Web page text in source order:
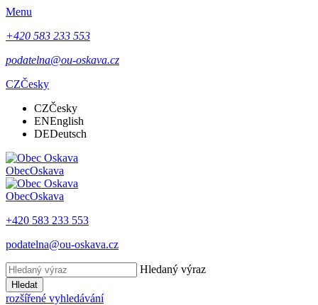
Menu
+420 583 233 553
podatelna@ou-oskava.cz
CZČesky
CZČesky
ENEnglish
DEDeutsch
ObecOskava
ObecOskava
+420 583 233 553
podatelna@ou-oskava.cz
Hledaný výraz
Hledat
rozšířené vyhledávání